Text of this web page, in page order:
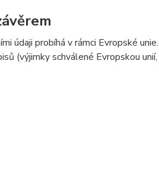
údaji probíhá v rámci Evropské
(výjimky schválené Evropskou